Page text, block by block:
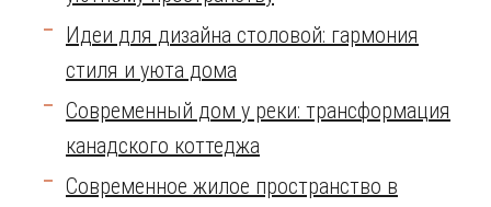
Идеи для дизайна столовой: гармония
стиля и уюта дома
Современный дом у реки: трансформация
канадского коттеджа
Современное жилое пространство в